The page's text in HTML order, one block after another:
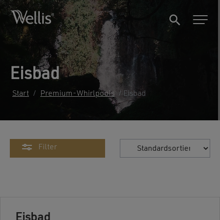
Eisbad
Start / Premium-Whirlpools / Eisbad
Filter